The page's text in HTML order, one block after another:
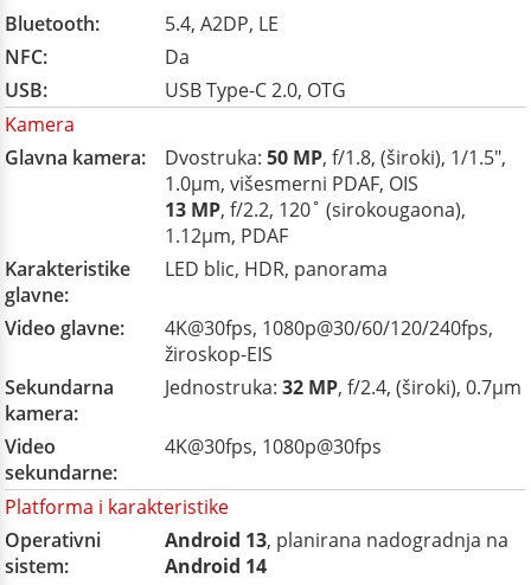
Bluetooth:
5.4, A2DP, LE
NFC:
Da
USB:
USB Type-C 2.0, OTG
Kamera
Glavna kamera:
Dvostruka: 50 MP, f/1.8, (široki), 1/1.5",
1.0µm, višesmerni PDAF, OIS
13 MP, f/2.2, 120˚ (sirokougaona),
1.12µm, PDAF
Karakteristike
glavne:
LED blic, HDR, panorama
Video glavne:
4K@30fps, 1080p@30/60/120/240fps,
žiroskop-EIS
Sekundarna
kamera:
Jednostruka: 32 MP, f/2.4, (široki), 0.7µm
Video
sekundarne:
4K@30fps, 1080p@30fps
Platforma i karakteristike
Operativni
sistem:
Android 13, planirana nadogradnja na
Android 14